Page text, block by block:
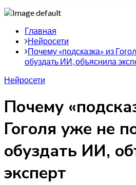
Главная
Нейросети
Почему «подсказка» из
обуздать ИИ, объяснила
Нейросети
Почему
Гоголя уже не
обуздать ИИ,
эксперт